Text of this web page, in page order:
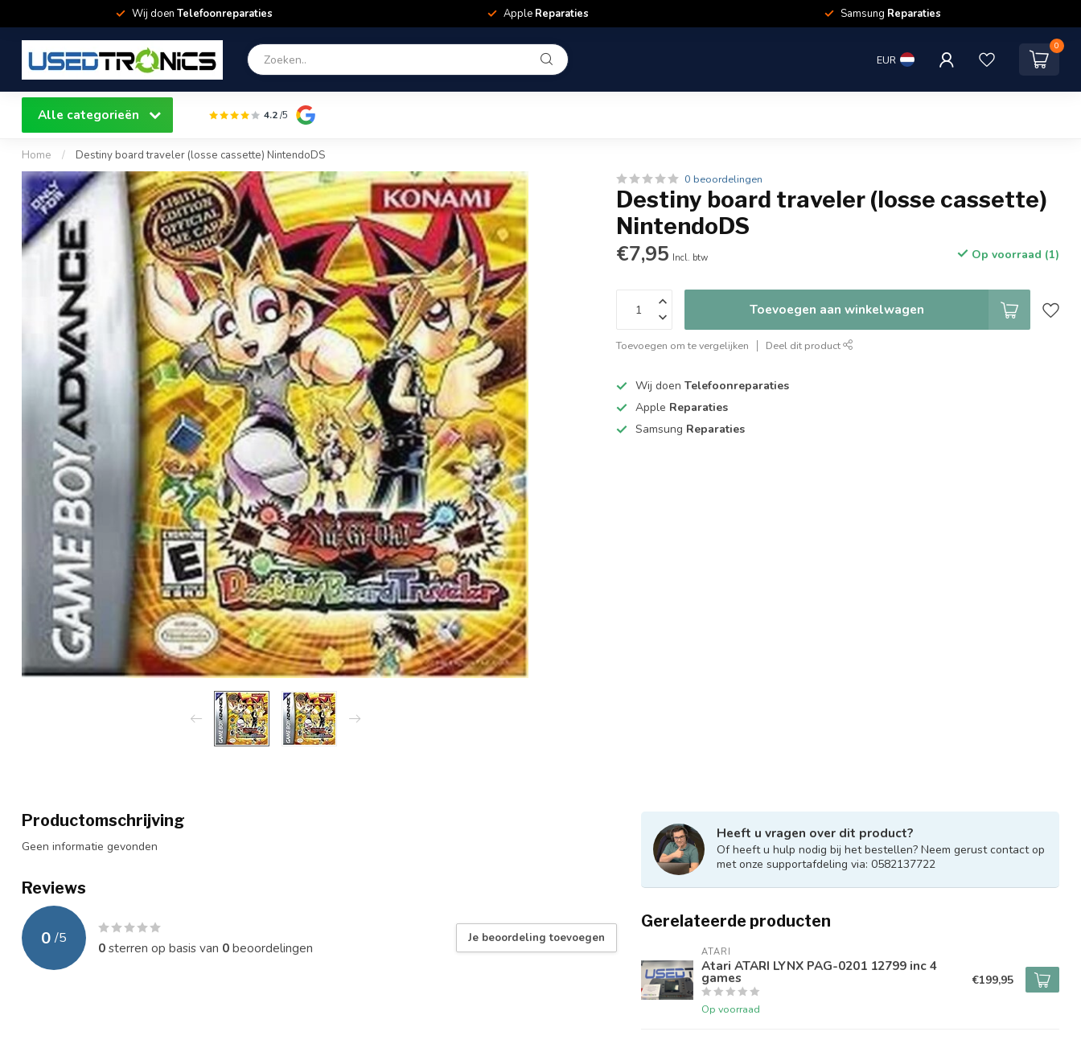
Wij doen Telefoonreparaties Apple Reparaties Samsung Reparaties
EUR
0
Alle categorieën 4.2/5
Home / Destiny board traveler (losse cassette) NintendoDS
0 beoordelingen
Destiny board traveler (losse cassette)
NintendoDS
€7,95 Incl. btw Op voorraad (1)
Toevoegen aan winkelwagen
Toevoegen om te vergelijken Deel dit product
Wij doenTelefoonreparaties
Apple Reparaties
Samsung Reparaties
Productomschrijving
Geen informatie gevonden
Reviews
0 /5
0sterren op basis van 0beoordelingen
Je beoordeling toevoegen
Heeft u vragen over dit product?
Of heeft u hulp nodig bij het bestellen? Neem gerust contact op
met onze supportafdeling via: 0582137722
Gerelateerde producten
ATARI
Atari ATARI LYNX PAG-0201 12799 inc 4
games
Op voorraad
€199,95